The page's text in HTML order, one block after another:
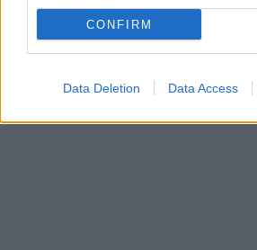
CONFIRM
Data Deletion Data Access